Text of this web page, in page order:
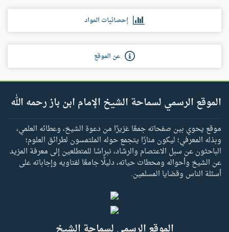
إحصائيات المواد
عن الموقع
الموقع الرسمي لسماحة الشيخ الإمام ابن باز رحمه الله
موقع يحوي بين صفحاته جمعًا غزيرًا من دعوة الشيخ، وعطائه العلمي،
وبذله المعرفي؛ ليكون منارًا يتجمع حوله الملتمسون لطرائق العلوم؛
الباحثون عن سبل الاعتصام والرشاد، نبراسًا للمتطلعين إلى معرفة المزيد
عن الشيخ وأحواله ومحطات حياته، دليلًا جامعًا لفتاويه وإجاباته على
أسئلة الناس وقضايا المسلمين.